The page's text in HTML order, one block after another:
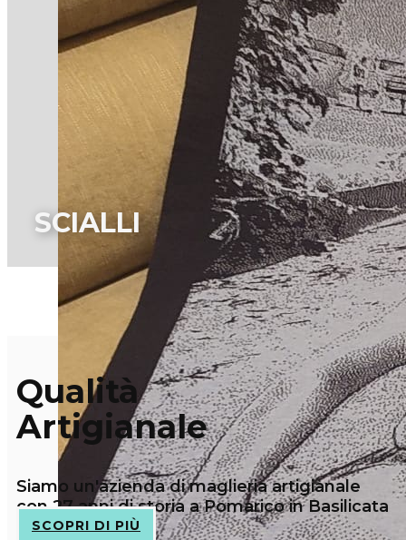
SCIALLI
Qualità
Artigianale
Siamo un'azienda di maglieria artigianale
con 27 anni di storia a Pomarico in Basilicata
SCOPRI DI PIÙ